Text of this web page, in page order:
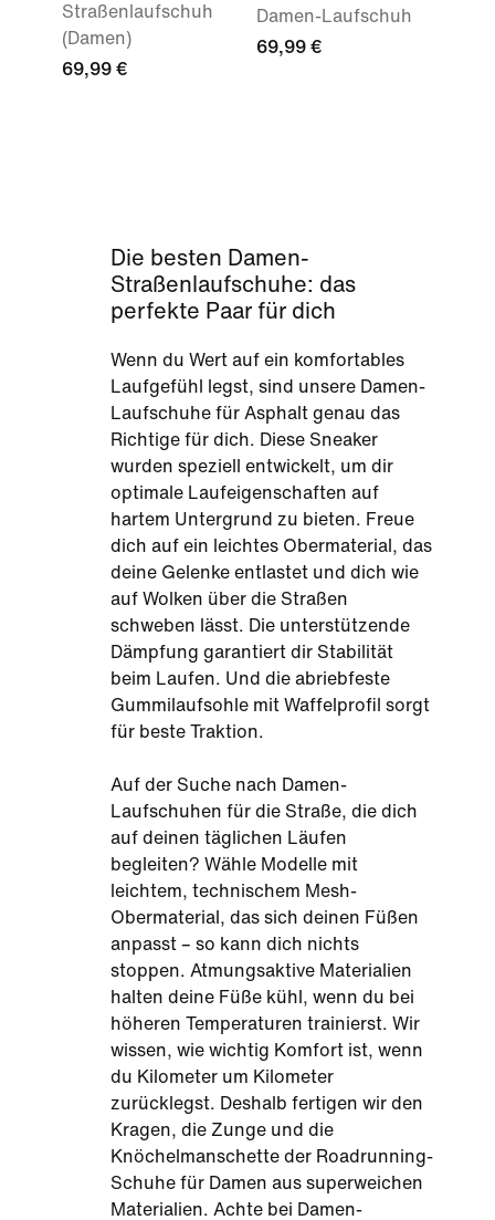
Straßenlaufschuh
(Damen)
69,99 €
Damen-Laufschuh
69,99 €
Die besten Damen-
Straßenlaufschuhe: das
perfekte Paar für dich
Wenn du Wert auf ein komfortables
Laufgefühl legst, sind unsere Damen-
Laufschuhe für Asphalt genau das
Richtige für dich. Diese Sneaker
wurden speziell entwickelt, um dir
optimale Laufeigenschaften auf
hartem Untergrund zu bieten. Freue
dich auf ein leichtes Obermaterial, das
deine Gelenke entlastet und dich wie
auf Wolken über die Straßen
schweben lässt. Die unterstützende
Dämpfung garantiert dir Stabilität
beim Laufen. Und die abriebfeste
Gummilaufsohle mit Waffelprofil sorgt
für beste Traktion.
Auf der Suche nach Damen-
Laufschuhen für die Straße, die dich
auf deinen täglichen Läufen
begleiten? Wähle Modelle mit
leichtem, technischem Mesh-
Obermaterial, das sich deinen Füßen
anpasst – so kann dich nichts
stoppen. Atmungsaktive Materialien
halten deine Füße kühl, wenn du bei
höheren Temperaturen trainierst. Wir
wissen, wie wichtig Komfort ist, wenn
du Kilometer um Kilometer
zurücklegst. Deshalb fertigen wir den
Kragen, die Zunge und die
Knöchelmanschette der Roadrunning-
Schuhe für Damen aus superweichen
Materialien. Achte bei Damen-